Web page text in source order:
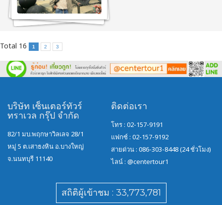
Total 16 1 2 3
บริษัท เซ็นเตอร์ทัวร์
ทราเวล กรุ๊ป จำกัด
82/1 มบ.พฤกษาวิลเลจ 28/1
หมู่ 5 ต.เสาธงหิน อ.บางใหญ่
จ.นนทบุรี 11140
ติดต่อเรา
โทร : 02-157-9191
แฟกซ์ : 02-157-9192
สายด่วน : 086-303-8448 (24 ชั่วโมง)
ไลน์ : @centertour1
สถิติผู้เข้าชม : 33,773,781